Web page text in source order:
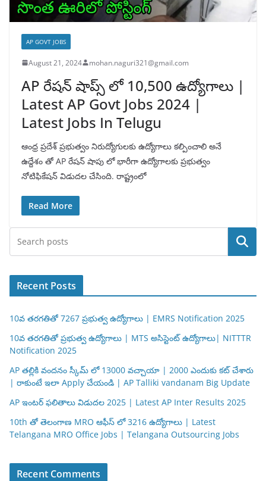
AP GOVT JOBS
August 21, 2024 mohan.naguri321@gmail.com
AP రేషన్ షాప్స్ లో 10,500 ఉద్యోగాలు |
Latest AP Govt Jobs 2024 |
Latest Jobs In Telugu
ఆంధ్ర ప్రదేశ్ ప్రభుత్వం నిరుద్యోగులకు ఉద్యోగాలు కల్పించాలి అనే
ఉద్దేశం తో AP రేషన్ షాపు లో భారీగా ఉద్యోగాలకు ప్రభుత్వం
నోటిఫికేషన్ విడుదల చేసింది. రాష్ట్రంలో
Read More
Search
Recent Posts
10వ తరగతితో 7267 ప్రభుత్వ ఉద్యోగాలు | EMRS Notification 2025
10వ తరగతితో ప్రభుత్వ ఉద్యోగాలు | MTS అసిస్టెంట్ ఉద్యోగాలు| NITTTR
Notification 2025
AP తల్లికి వందనం స్కీమ్ లో 13000 వచ్చాయా | 2000 ఎందుకు కట్ చేశారు
| రాకుంటే ఇలా Apply చేయండి | AP Talliki vandanam Big Update
AP ఇంటర్ ఫలితాలు విడుదల 2025 | Latest AP Inter Results 2025
10th తో తెలంగాణ MRO ఆఫీస్ లో 3216 ఉద్యోగాలు | Latest
Telangana MRO Office Jobs | Telangana Outsourcing Jobs
Recent Comments